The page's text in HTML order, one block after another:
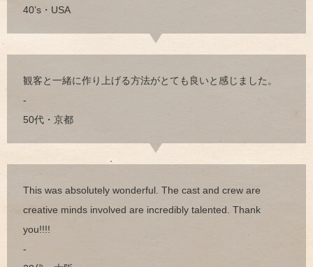
40’s・USA
観客と一緒に作り上げる方法がとても良いと感じました。
-
50代・京都
This was absolutely wonderful. The cast and crew are
creative minds involved are incredibly talented. Thank
you!!!!
-